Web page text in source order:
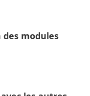
modules